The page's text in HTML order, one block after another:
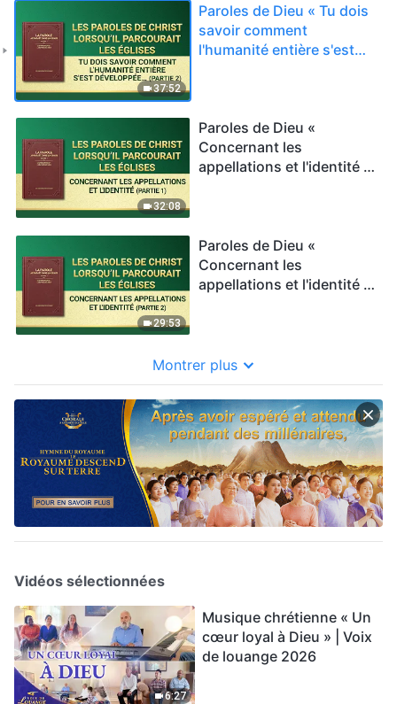
37:52
Paroles de Dieu « Tu dois
savoir comment
l'humanité entière s'est
32:08
Paroles de Dieu «
Concernant les
appellations et l'identité »
29:53
Paroles de Dieu «
Concernant les
appellations et l'identité »
Montrer plus
Vidéos sélectionnées
6:27
Musique chrétienne « Un
cœur loyal à Dieu » | Voix
de louange 2026